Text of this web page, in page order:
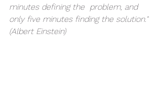
minutes defining the  problem, and
only five minutes finding the solution."
(Albert Einstein)